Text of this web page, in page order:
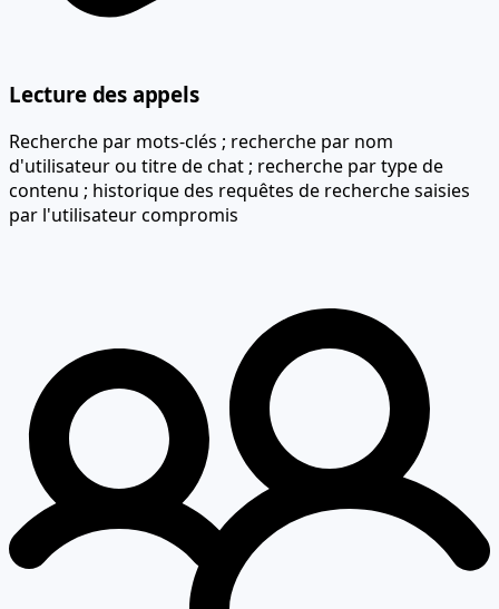
Lecture des appels
Recherche par mots-clés ; recherche par nom
d'utilisateur ou titre de chat ; recherche par type de
contenu ; historique des requêtes de recherche saisies
par l'utilisateur compromis